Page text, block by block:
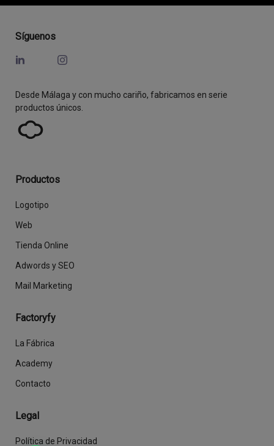
Síguenos
Desde Málaga y con mucho cariño, fabricamos en serie
productos únicos.
Productos
Logotipo
Web
Tienda Online
Adwords y SEO
Mail Marketing
Factoryfy
La Fábrica
Academy
Contacto
Legal
Política de Privacidad